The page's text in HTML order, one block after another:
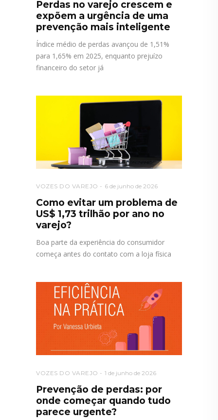
Perdas no varejo crescem e
expõem a urgência de uma
prevenção mais inteligente
Índice médio de perdas avançou de 1,51%
para 1,65% em 2025, enquanto prejuízo
financeiro do setor já
VOZES DO VAREJO 6 de junho de 2026
Como evitar um problema de
US$ 1,73 trilhão por ano no
varejo?
Boa parte da experiência do consumidor
começa antes do contato com a loja física
VOZES DO VAREJO 1 de junho de 2026
Prevenção de perdas: por
onde começar quando tudo
parece urgente?